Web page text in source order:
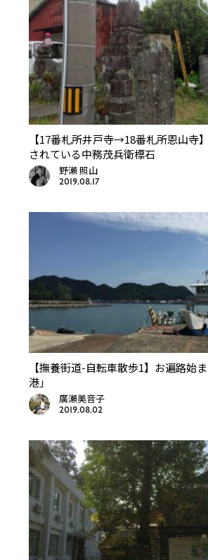
【17番札所井戸寺→18番札所恩山寺
されている中務茂兵衛標石
野瀬 照山
2019.08.17
【撫養街道-自転車散歩1】お遍路始
港」
廣瀬美音子
2019.08.02